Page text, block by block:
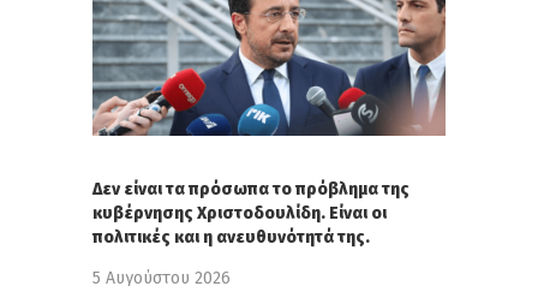
Δεν είναι τα πρόσωπα το πρόβλημα της
κυβέρνησης Χριστοδουλίδη. Είναι οι
πολιτικές και η ανευθυνότητά της.
5 Αυγούστου 2026